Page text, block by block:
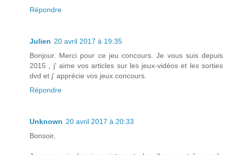
Répondre
Julien 20 avril 2017 à 19:35
Bonjour. Merci pour ce jeu concours. Je vous suis depuis
2015 , j' aime vos articles sur les jeux-vidéos et les sorties
dvd et j' apprécie vos jeux concours.
Répondre
Unknown 20 avril 2017 à 20:33
Bonsoir,